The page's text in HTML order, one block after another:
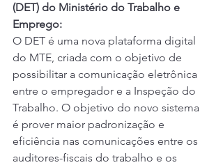
(DET) do Ministério do Trabalho e
Emprego:
O DET é uma nova plataforma digital
do MTE, criada com o objetivo de
possibilitar a comunicação eletrônica
entre o empregador e a Inspeção do
Trabalho. O objetivo do novo sistema
é prover maior padronização e
eficiência nas comunicações entre os
auditores-fiscais do trabalho e os